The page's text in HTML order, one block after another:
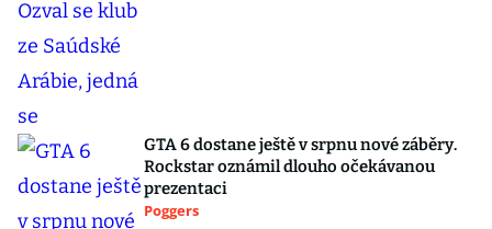
GTA 6 dostane ještě v srpnu nové záběry.
Rockstar oznámil dlouho očekávanou
prezentaci
Poggers